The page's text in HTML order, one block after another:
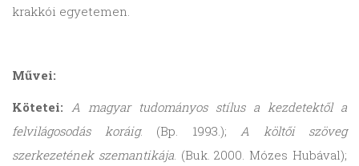
krakkói egyetemen.
Művei:
Kötetei: A magyar tudományos stílus a kezdetektől a
felvilágosodás koráig. (Bp. 1993.); A költői szöveg
szerkezetének szemantikája. (Buk. 2000. Mózes Hubával);